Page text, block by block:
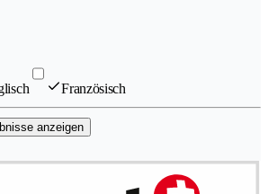
Französisch
anzeigen